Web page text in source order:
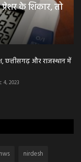
के शिकार, तो
छत्तीसगढ़ और राजस्थान में
4, 2023
nirdesh